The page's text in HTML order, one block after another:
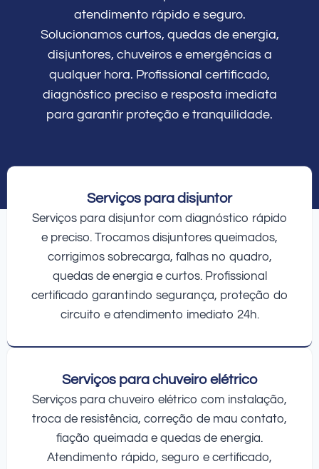
atendimento rápido e seguro.
Solucionamos curtos, quedas de energia,
disjuntores, chuveiros e emergências a
qualquer hora. Profissional certificado,
diagnóstico preciso e resposta imediata
para garantir proteção e tranquilidade.
Serviços para disjuntor
Serviços para disjuntor com diagnóstico rápido
e preciso. Trocamos disjuntores queimados,
corrigimos sobrecarga, falhas no quadro,
quedas de energia e curtos. Profissional
certificado garantindo segurança, proteção do
circuito e atendimento imediato 24h.
Serviços para chuveiro elétrico
Serviços para chuveiro elétrico com instalação,
troca de resistência, correção de mau contato,
fiação queimada e quedas de energia.
Atendimento rápido, seguro e certificado,